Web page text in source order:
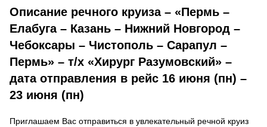
Описание речного круиза – «Пермь –
Елабуга – Казань – Нижний Новгород –
Чебоксары – Чистополь – Сарапул –
Пермь» – т/х «Хирург Разумовский» –
дата отправления в рейс 16 июня (пн) –
23 июня (пн)
Приглашаем Вас отправиться в увлекательный речной круиз